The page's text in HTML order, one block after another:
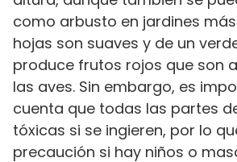
como arbusto en jardines
hojas son suaves y de un
produce frutos rojos que son
las aves. Sin embargo, es
cuenta que todas las partes
tóxicas si se ingieren, por lo
precaución si hay niños o